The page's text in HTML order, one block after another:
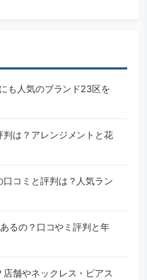
も人気のブランド23区を
は？アレンジメントと花
コミと評判は？人気ラン
るの？口コやミ評判と年
舗やネックレス・ピアス